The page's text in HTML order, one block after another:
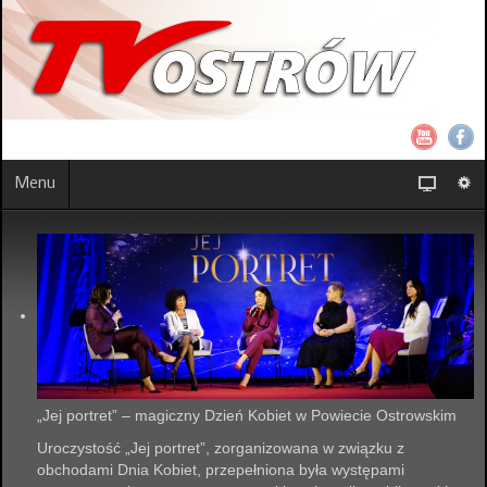
Menu
„Jej portret” – magiczny Dzień Kobiet w Powiecie Ostrowskim
Uroczystość „Jej portret”, zorganizowana w związku z
obchodami Dnia Kobiet, przepełniona była występami